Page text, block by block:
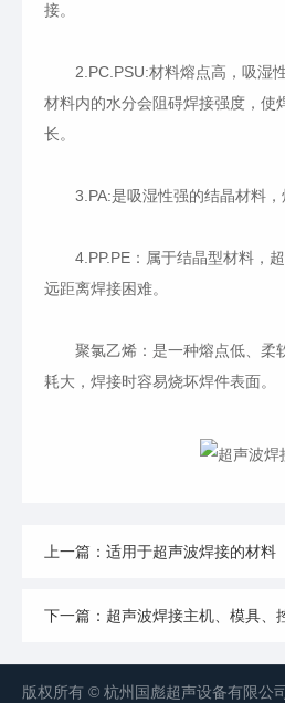
接。
2.PC.PSU:材料熔点高，吸湿性
材料内的水分会阻碍焊接强度，使
长。
3.PA:是吸湿性强的结晶材料，
4.PP.PE：属于结晶型材料，超
远距离焊接困难。
聚氯乙烯：是一种熔点低、柔
耗大，焊接时容易烧坏焊件表面。
上一篇：适用于超声波焊接的材料
下一篇：超声波焊接主机、模具、
版权所有 © 杭州国彪超声设备有限